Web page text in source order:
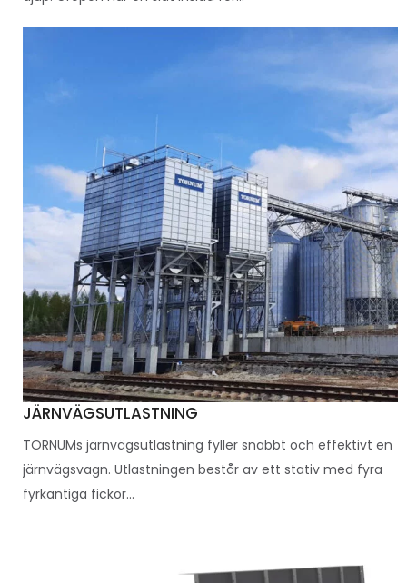
JÄRNVÄGSUTLASTNING
TORNUMs järnvägsutlastning fyller snabbt och effektivt en
järnvägsvagn. Utlastningen består av ett stativ med fyra
fyrkantiga fickor...